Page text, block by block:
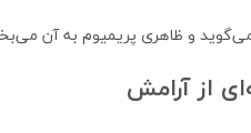
و ظاهری پریمیوم به آن